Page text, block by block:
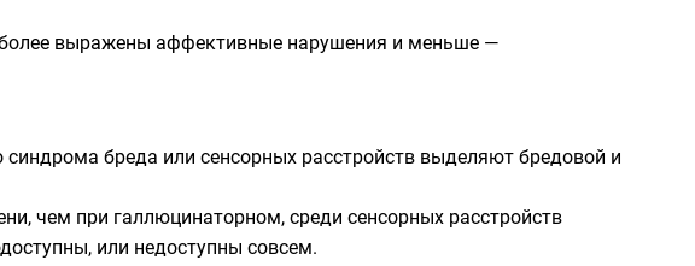
выражены аффективные нарушения и меньше —
бреда или сенсорных расстройств выделяют бредовой и
чем при галлюцинаторном, среди сенсорных расстройств
или недоступны совсем.